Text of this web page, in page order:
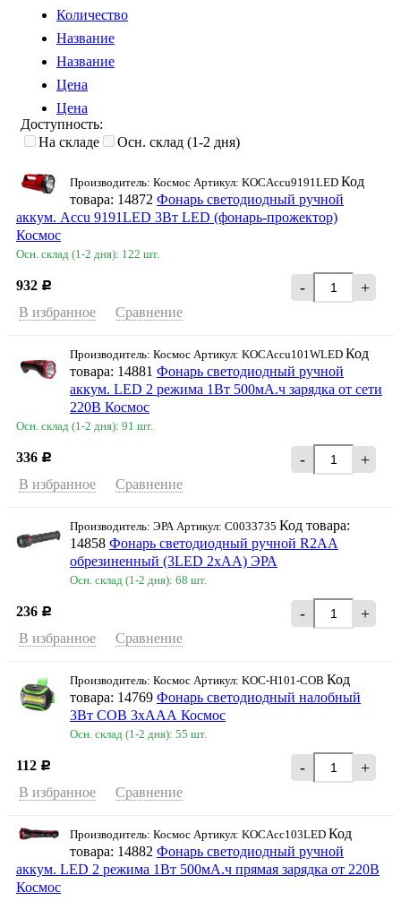
Количество
Название
Название
Цена
Цена
Доступность:
На складе
Осн. склад (1-2 дня)
Производитель: Космос Артикул: KOCAccu9191LED Код
товара: 14872 Фонарь светодиодный ручной
аккум. Accu 9191LED 3Вт LED (фонарь-прожектор)
Космос
Осн. склад (1-2 дня): 122 шт.
932 Р - +
В избранное Сравнение
Производитель: Космос Артикул: KOCAccu101WLED Код
товара: 14881 Фонарь светодиодный ручной
аккум. LED 2 режима 1Вт 500мА.ч зарядка от сети
220В Космос
Осн. склад (1-2 дня): 91 шт.
336 Р - +
В избранное Сравнение
Производитель: ЭРА Артикул: C0033735 Код товара:
14858 Фонарь светодиодный ручной R2AA
обрезиненный (3LED 2хAA) ЭРА
Осн. склад (1-2 дня): 68 шт.
236 Р - +
В избранное Сравнение
Производитель: Космос Артикул: KOC-H101-COB Код
товара: 14769 Фонарь светодиодный налобный
3Вт COB 3хААА Космос
Осн. склад (1-2 дня): 55 шт.
112 Р - +
В избранное Сравнение
Производитель: Космос Артикул: KOCAcc103LED Код
товара: 14882 Фонарь светодиодный ручной
аккум. LED 2 режима 1Вт 500мА.ч прямая зарядка от 220В
Космос